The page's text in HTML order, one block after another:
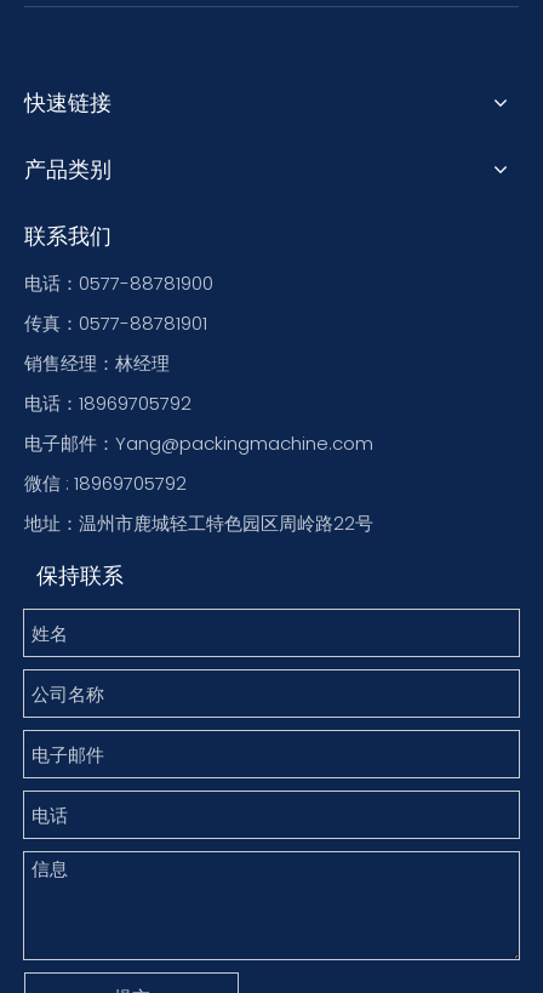
快速链接
产品类别
联系我们
电话：0577-88781900
传真：0577-88781901
销售经理：林经理
电话：18969705792
电子邮件：Yang@packingmachine.com
微信 : 18969705792
地址：温州市鹿城轻工特色园区周岭路22号
保持联系